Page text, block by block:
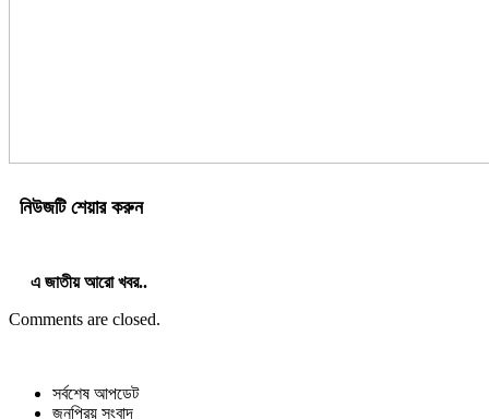
নিউজটি শেয়ার করুন
এ জাতীয় আরো খবর..
Comments are closed.
সর্বশেষ আপডেট
জনপ্রিয় সংবাদ